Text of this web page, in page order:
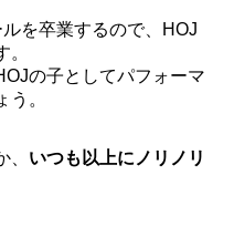
を卒業するので、HOJ
。
の子としてパフォーマ
。
いつも以上にノリノリ